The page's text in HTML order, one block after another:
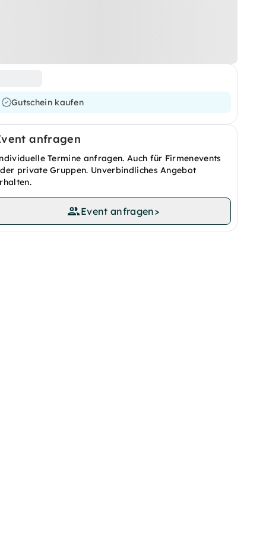
Gutschein kaufen
anfragen
Termine anfragen. Auch für Firmenevents
private Gruppen. Unverbindliches Angebot
Event anfragen>